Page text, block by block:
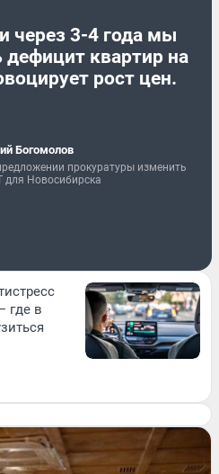
через 3-4 года мы
квартир на
рост цен.
Богомолов
прокуратуры изменить
для Новосибирска
где в